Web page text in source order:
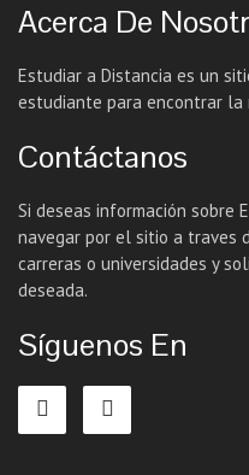
Acerca De
Estudiar a Distancia es un
estudiante para encontrar la
Contáctanos
Si deseas información sobre
navegar por el sitio a traves
carreras o universidades y
deseada.
Síguenos En